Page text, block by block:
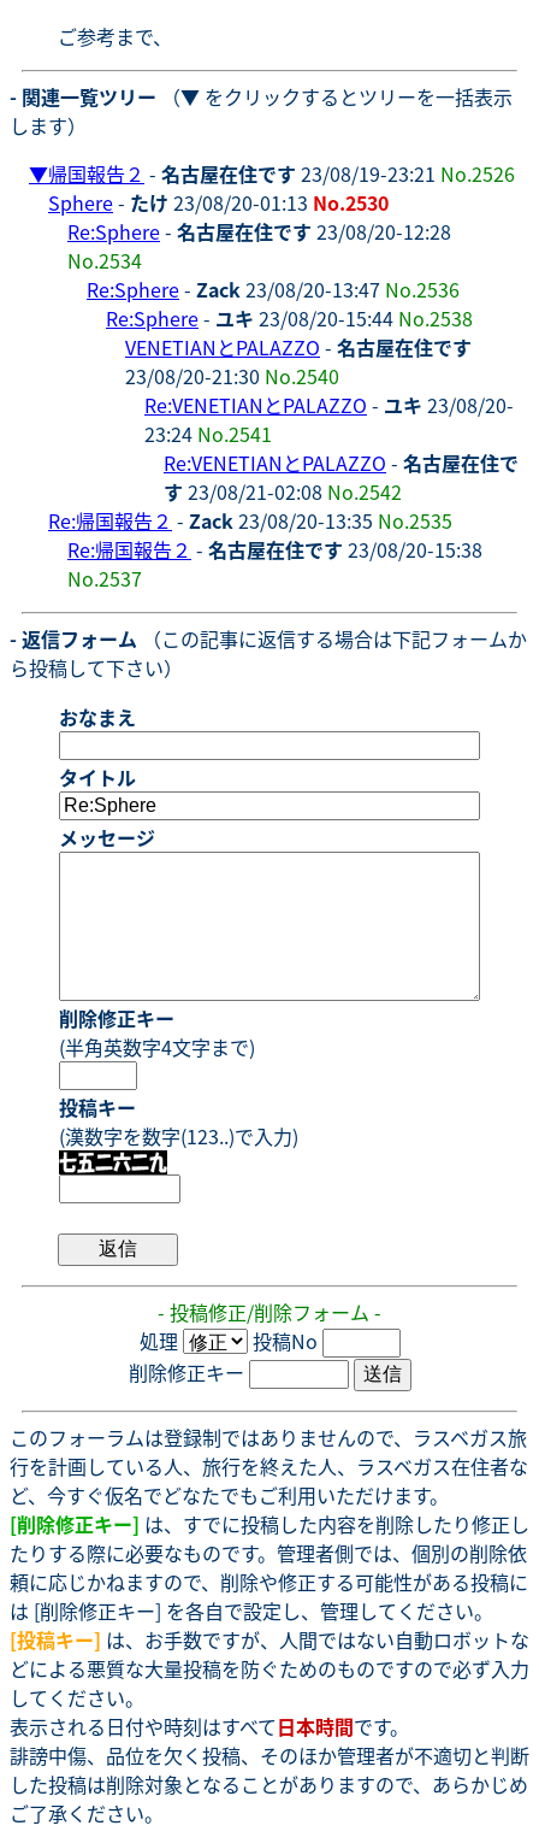
ご参考まで、
- 関連一覧ツリー （▼ をクリックするとツリーを一括表示
します）
▼帰国報告２ - 名古屋在住です 23/08/19-23:21 No.2526
Sphere- たけ 23/08/20-01:13 No.2530
Re:Sphere- 名古屋在住です 23/08/20-12:28
No.2534
Re:Sphere- Zack23/08/20-13:47 No.2536
Re:Sphere- ユキ 23/08/20-15:44 No.2538
VENETIANとPALAZZO - 名古屋在住です
23/08/20-21:30 No.2540
Re:VENETIANとPALAZZO - ユキ 23/08/20-
23:24 No.2541
Re:VENETIANとPALAZZO - 名古屋在住で
す 23/08/21-02:08 No.2542
Re:帰国報告２ - Zack23/08/20-13:35 No.2535
Re:帰国報告２ - 名古屋在住です 23/08/20-15:38
No.2537
- 返信フォーム （この記事に返信する場合は下記フォームか
ら投稿して下さい）
おなまえ
タイトル
メッセージ
削除修正キー
(半角英数字4文字まで)
投稿キー
(漢数字を数字(123..)で入力)
- 投稿修正/削除フォーム -
処理
投稿No
削除修正キー
このフォーラムは登録制ではありませんので、ラスベガス旅
行を計画している人、旅行を終えた人、ラスベガス在住者な
ど、今すぐ仮名でどなたでもご利用いただけます。
[削除修正キー] は、すでに投稿した内容を削除したり修正し
たりする際に必要なものです。管理者側では、個別の削除依
頼に応じかねますので、削除や修正する可能性がある投稿に
は [削除修正キー] を各自で設定し、管理してください。
[投稿キー] は、お手数ですが、人間ではない自動ロボットな
どによる悪質な大量投稿を防ぐためのものですので必ず入力
してください。
表示される日付や時刻はすべて日本時間です。
誹謗中傷、品位を欠く投稿、そのほか管理者が不適切と判断
した投稿は削除対象となることがありますので、あらかじめ
ご了承ください。